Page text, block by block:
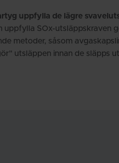
uppfylla de lägre
uppfylla SOx-utsläppskraven
metoder, såsom
utsläppen innan de släpps